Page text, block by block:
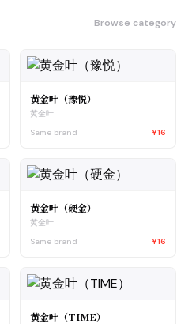
Browse category
黄金叶（豫悦）
黄金叶
Same brand
¥16
黄金叶（硬金）
黄金叶
Same brand
¥16
黄金叶（TIME）